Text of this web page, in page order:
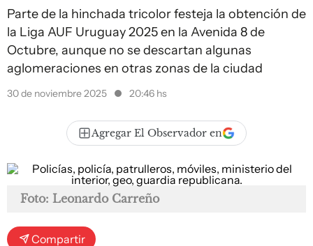
Parte de la hinchada tricolor festeja la obtención de
la Liga AUF Uruguay 2025 en la Avenida 8 de
Octubre, aunque no se descartan algunas
aglomeraciones en otras zonas de la ciudad
30 de noviembre 2025 20:46 hs
Agregar El Observador en
Foto: Leonardo Carreño
Compartir